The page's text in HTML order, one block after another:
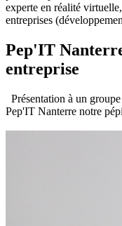
Pep'IT
entreprise
Présentation à un
Pep'IT Nanterre notre